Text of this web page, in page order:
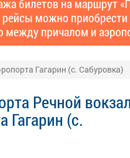
билетов на маршрут
можно
причалом и
Гагарин (с. Сабуровка)
Речной
Гагарин (с.